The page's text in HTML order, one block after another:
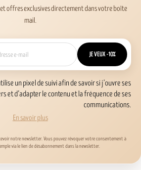
offres exclusives directement dans votre boîte
mail.
JE VEUX -10%
un pixel de suivi afin de savoir si j’ouvre ses
et d’adapter le contenu et la fréquence de ses
communications.
En savoir plus
via le lien de désabonnement dans la newsletter.